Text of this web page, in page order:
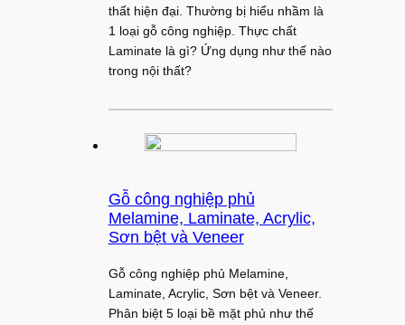
thất hiện đại. Thường bị hiểu nhầm là
1 loại gỗ công nghiệp. Thực chất
Laminate là gì? Ứng dụng như thế nào
trong nội thất?
Gỗ công nghiệp phủ
Melamine, Laminate, Acrylic,
Sơn bệt và Veneer
Gỗ công nghiệp phủ Melamine,
Laminate, Acrylic, Sơn bệt và Veneer.
Phân biệt 5 loại bề mặt phủ như thế